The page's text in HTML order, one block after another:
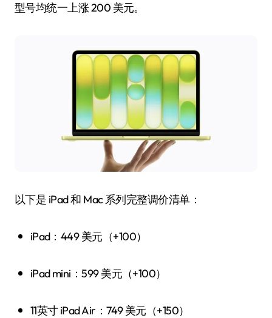
型号均统一上涨 200 美元。
以下是 iPad 和 Mac 系列完整调价清单：
iPad：449 美元（+100）
iPad mini：599 美元（+100）
11英寸 iPad Air：749 美元（+150）